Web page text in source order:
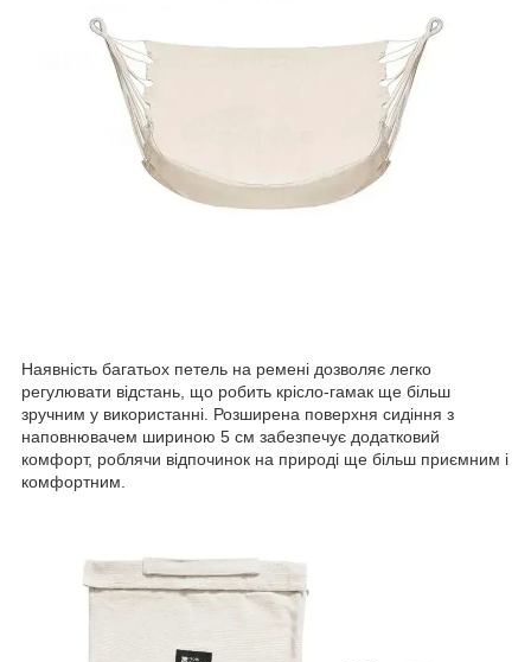
Наявність багатьох петель на ремені дозволяє легко
регулювати відстань, що робить крісло-гамак ще більш
зручним у використанні. Розширена поверхня сидіння з
наповнювачем шириною 5 см забезпечує додатковий
комфорт, роблячи відпочинок на природі ще більш приємним і
комфортним.